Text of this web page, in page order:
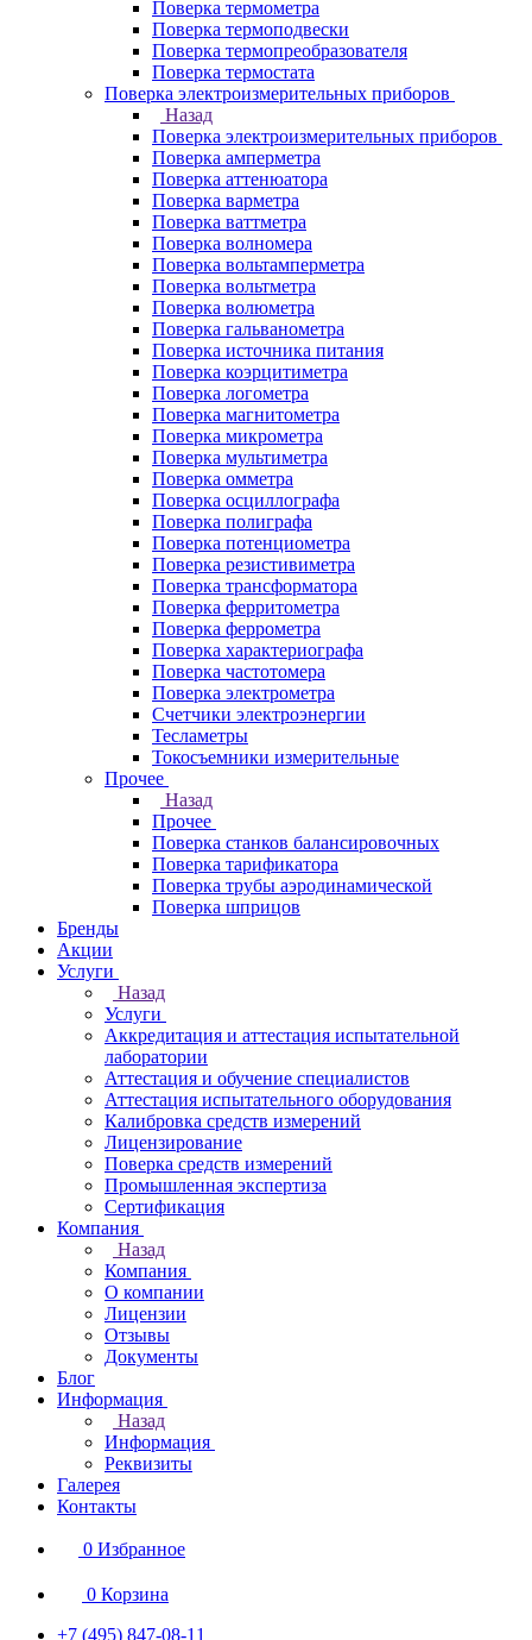
Поверка термометра
Поверка термоподвески
Поверка термопреобразователя
Поверка термостата
Поверка электроизмерительных приборов
Назад
Поверка электроизмерительных приборов
Поверка амперметра
Поверка аттенюатора
Поверка варметра
Поверка ваттметра
Поверка волномера
Поверка вольтамперметра
Поверка вольтметра
Поверка волюметра
Поверка гальванометра
Поверка источника питания
Поверка коэрцитиметра
Поверка логометра
Поверка магнитометра
Поверка микрометра
Поверка мультиметра
Поверка омметра
Поверка осциллографа
Поверка полиграфа
Поверка потенциометра
Поверка резистивиметра
Поверка трансформатора
Поверка ферритометра
Поверка феррометра
Поверка характериографа
Поверка частотомера
Поверка электрометра
Счетчики электроэнергии
Тесламетры
Токосъемники измерительные
Прочее
Назад
Прочее
Поверка станков балансировочных
Поверка тарификатора
Поверка трубы аэродинамической
Поверка шприцов
Бренды
Акции
Услуги
Назад
Услуги
Аккредитация и аттестация испытательной
лаборатории
Аттестация и обучение специалистов
Аттестация испытательного оборудования
Калибровка средств измерений
Лицензирование
Поверка средств измерений
Промышленная экспертиза
Сертификация
Компания
Назад
Компания
О компании
Лицензии
Отзывы
Документы
Блог
Информация
Назад
Информация
Реквизиты
Галерея
Контакты
0 Избранное
0 Корзина
+7 (495) 847-08-11